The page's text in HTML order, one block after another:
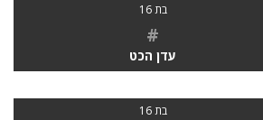
בת 16
#
עדן הכט
בת 16